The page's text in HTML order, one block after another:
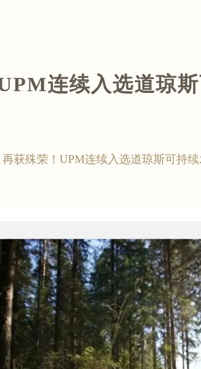
连续入选道琼
再获殊荣！UPM连续入选道琼斯可持